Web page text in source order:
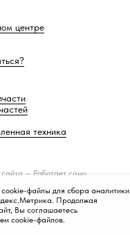
сайта — Работает само
центре
техника
файлы для сбора аналитики
Продолжая
Вы соглашаетесь
cookie-файлов.